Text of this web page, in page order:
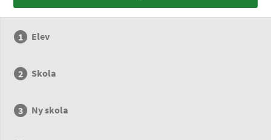
Elev
Skola
Ny skola